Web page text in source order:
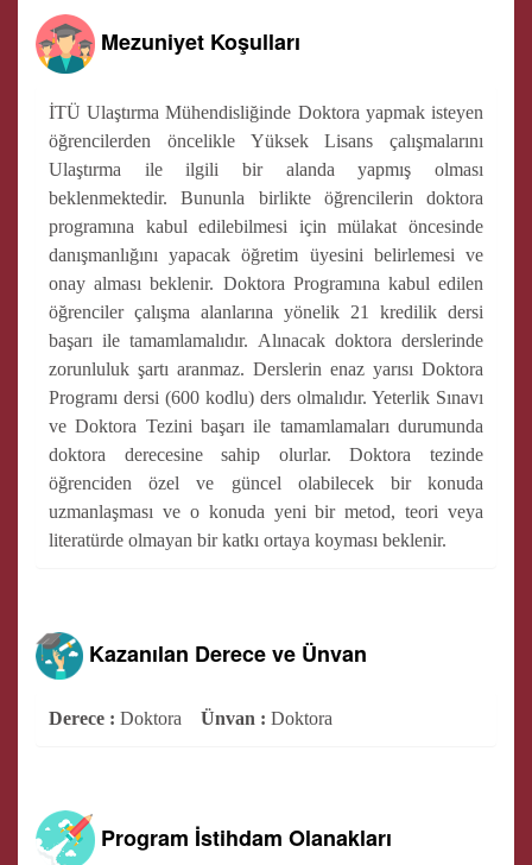
Mezuniyet Koşulları
İTÜ Ulaştırma Mühendisliğinde Doktora yapmak isteyen
öğrencilerden öncelikle Yüksek Lisans çalışmalarını
Ulaştırma ile ilgili bir alanda yapmış olması
beklenmektedir. Bununla birlikte öğrencilerin doktora
programına kabul edilebilmesi için mülakat öncesinde
danışmanlığını yapacak öğretim üyesini belirlemesi ve
onay alması beklenir. Doktora Programına kabul edilen
öğrenciler çalışma alanlarına yönelik 21 kredilik dersi
başarı ile tamamlamalıdır. Alınacak doktora derslerinde
zorunluluk şartı aranmaz. Derslerin enaz yarısı Doktora
Programı dersi (600 kodlu) ders olmalıdır. Yeterlik Sınavı
ve Doktora Tezini başarı ile tamamlamaları durumunda
doktora derecesine sahip olurlar. Doktora tezinde
öğrenciden özel ve güncel olabilecek bir konuda
uzmanlaşması ve o konuda yeni bir metod, teori veya
literatürde olmayan bir katkı ortaya koyması beklenir.
Kazanılan Derece ve Ünvan
Derece : Doktora Ünvan : Doktora
Program İstihdam Olanakları